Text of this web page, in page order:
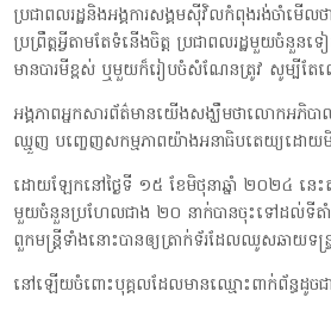
ប្រជាពលរដ្ឋនិងអង្គការសង្គមស៊ីវិលកំពុងរង់ចាំ
ប្រព្រឹត្តអ្វីតាមតែទំនើងចិត្ត ប្រជាពលរដ្ឋមួយចំ
មានបារមីខ្ពស់ ឬមួយក៏រៀបចំសំណែនត្រូវ សូម្បីតែ
អង្គភាពអ្នកសារព័ត៌មានយើងសង្ឃឹមថាលោកអភិ
ឈ្មួញ បញ្ចេញសកម្មភាពយ៉ាងអនាធិបតេយ្យដោយមិ
ដោយឡែកនៅថ្ងៃទី ១៥ ខែមិថុនាឆ្នាំ ២០២៤ នេះត
មួយចំនួនប្រហែលជាង ២០ នាក់បានចុះទៅដល់ទីតាំងក
ពួកមន្ត្រីទាំងនោះបានឲ្យត្រាក់ទ័រដែលឈូសឆាយទ
នៅឡើយចំពោះបុគ្គលដែលមានឈ្មោះពាក់ព័ន្ធដូចជ